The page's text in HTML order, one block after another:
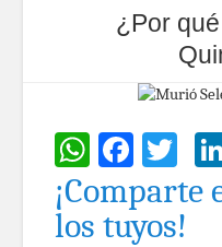
¿Por
¡Comparte
los tuyos!